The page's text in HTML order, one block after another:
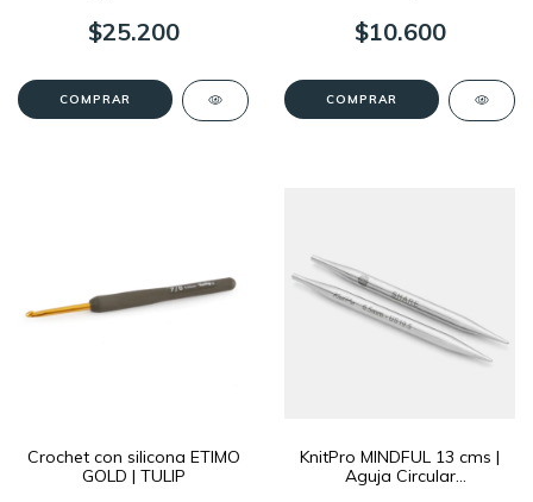
$25.200
COMPRAR
$10.600
COMPRAR
Crochet con silicona ETIMO
GOLD | TULIP
KnitPro MINDFUL 13 cms |
Aguja Circular